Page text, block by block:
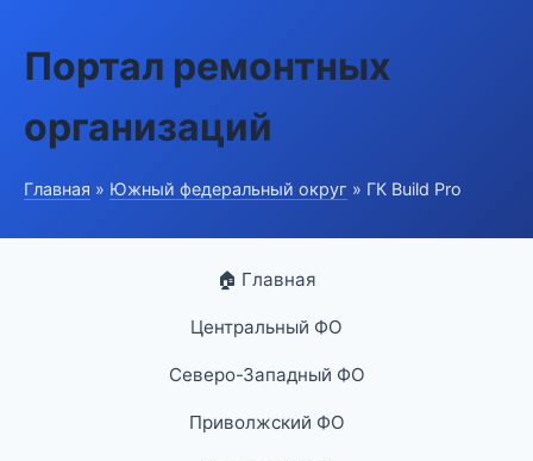
Портал ремонтных
организаций
Главная » Южный федеральный округ » ГК Build Pro
🏠 Главная
Центральный ФО
Северо-Западный ФО
Приволжский ФО